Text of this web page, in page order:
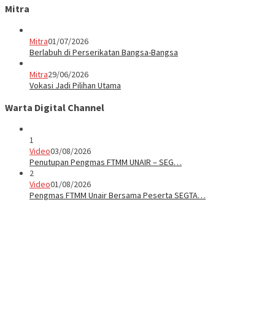
Mitra
Mitra01/07/2026
Berlabuh di Perserikatan Bangsa-Bangsa
Mitra29/06/2026
Vokasi Jadi Pilihan Utama
Warta Digital Channel
1
Video03/08/2026
Penutupan Pengmas FTMM UNAIR – SEG…
2
Video01/08/2026
Pengmas FTMM Unair Bersama Peserta SEGTA…